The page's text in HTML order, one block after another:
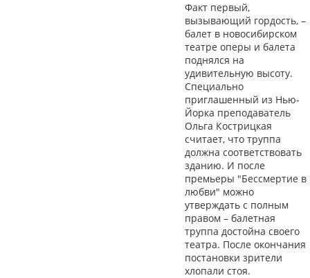
Факт первый,
вызывающий гордость, –
балет в новосибирском
театре оперы и балета
поднялся на
удивительную высоту.
Специально
приглашенный из Нью-
Йорка преподаватель
Ольга Кострицкая
считает, что труппа
должна соответствовать
зданию. И после
премьеры "Бессмертие в
любви" можно
утверждать с полным
правом – балетная
труппа достойна своего
театра. После окончания
постановки зрители
хлопали стоя.